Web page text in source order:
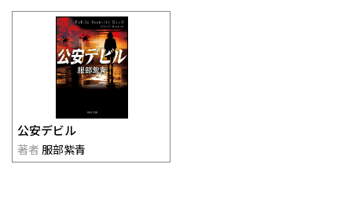
公安デビル
著者 服部紫青